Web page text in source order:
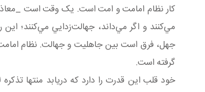
کار نظام امامت و امت است. يک وقت است _معاذ
مي‌کنند و اگر مي‌داند، جهالت‌زدايي مي‌کنند؛
جهل، فرق است بين جاهليت و جهالت. نظام امامت
گرفته است.
خود قلب اين قدرت را دارد که دريابد منتها